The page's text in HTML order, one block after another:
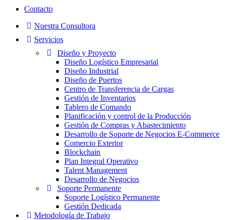
Contacto
Nuestra Consultora
Servicios
Diseño y Proyecto
Diseño Logístico Empresarial
Diseño Industrial
Diseño de Puertos
Centro de Transferencia de Cargas
Gestión de Inventarios
Tablero de Comando
Planificación y control de la Producción
Gestión de Compras y Abastecimiento
Desarrollo de Soporte de Negocios E-Commerce
Comercio Exterior
Blockchain
Plan Integral Operativo
Talent Management
Desarrollo de Negocios
Soporte Permanente
Soporte Logístico Permanente
Gestión Dedicada
Metodología de Trabajo